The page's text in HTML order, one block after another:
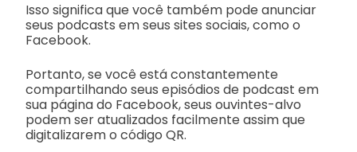
Isso significa que você também pode anunciar
seus podcasts em seus sites sociais, como o
Facebook.
Portanto, se você está constantemente
compartilhando seus episódios de podcast em
sua página do Facebook, seus ouvintes-alvo
podem ser atualizados facilmente assim que
digitalizarem o código QR.